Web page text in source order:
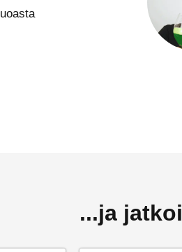
...ja jatkoi